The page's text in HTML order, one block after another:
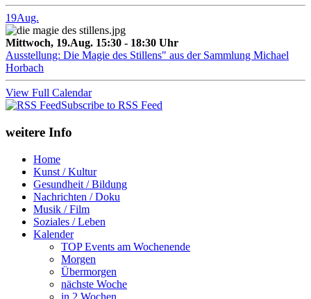
19Aug.
Mittwoch, 19.Aug. 15:30 - 18:30 Uhr
Ausstellung: Die Magie des Stillens" aus der Sammlung Michael
Horbach
View Full Calendar
Subscribe to RSS Feed
weitere Info
Home
Kunst / Kultur
Gesundheit / Bildung
Nachrichten / Doku
Musik / Film
Soziales / Leben
Kalender
TOP Events am Wochenende
Morgen
Übermorgen
nächste Woche
in 2 Wochen